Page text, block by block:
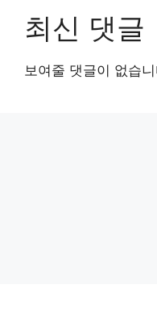
최신 댓글
보여줄 댓글이 없습